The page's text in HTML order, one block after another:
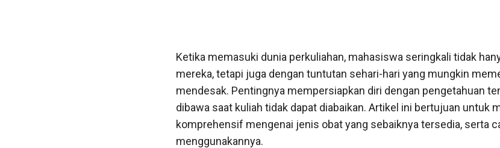
Ketika memasuki dunia perkuliahan, mahasiswa seringkali tidak
mereka, tetapi juga dengan tuntutan sehari-hari yang mungkin
mendesak. Pentingnya mempersiapkan diri dengan pengetahuan
dibawa saat kuliah tidak dapat diabaikan. Artikel ini bertujuan untuk
komprehensif mengenai jenis obat yang sebaiknya tersedia, serta
menggunakannya.